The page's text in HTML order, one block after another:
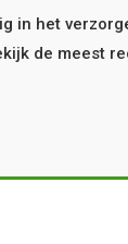
in het
de meest